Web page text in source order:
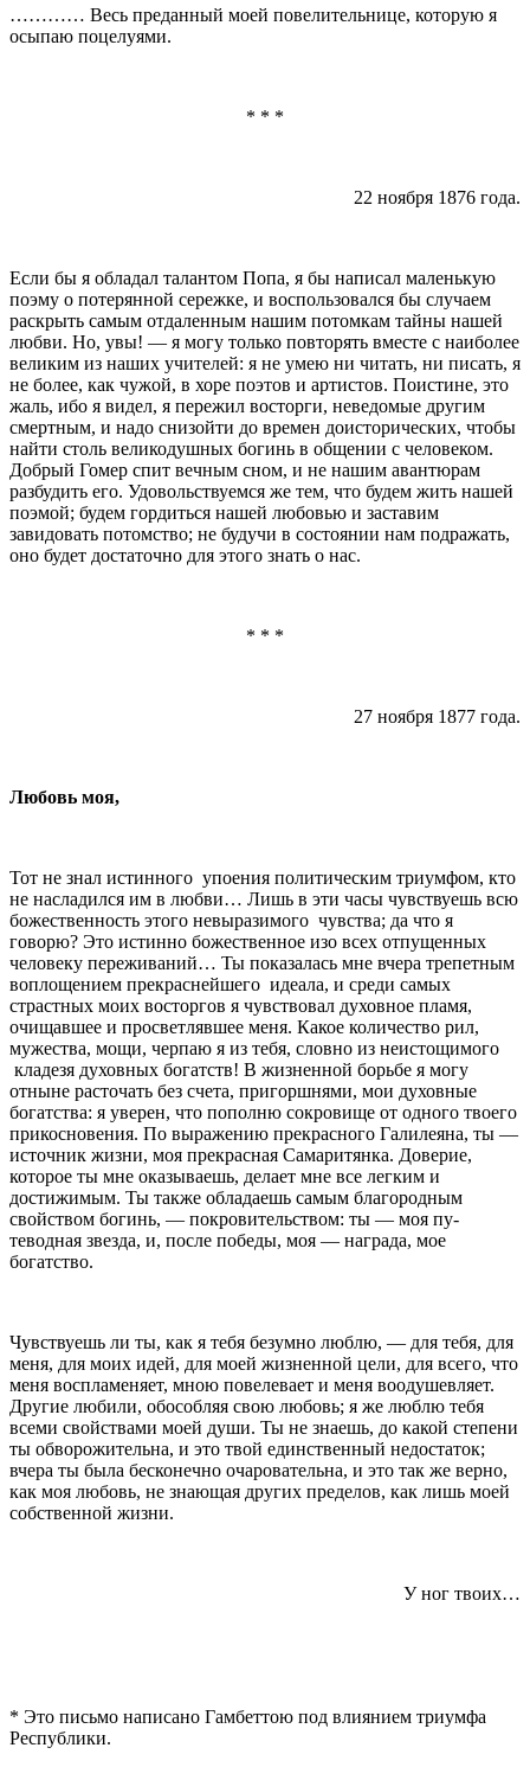
………… Весь преданный моей повелительнице, которую я
осыпаю поцелуями.
* * *
22 ноября 1876 года.
Если бы я обладал талантом Попа, я бы написал маленькую
поэму о потерянной сережке, и воспользо­вался бы случаем
раскрыть самым отдаленным нашим потомкам тайны нашей
любви. Но, увы! — я могу только повторять вместе с наиболее
великим из наших учителей: я не умею ни читать, ни писать, я
не более, как чужой, в хоре поэтов и артистов. По­истине, это
жаль, ибо я видел, я пережил восторги, неведомые другим
смертным, и надо снизойти до времен доисторических, чтобы
найти столь великодушных богинь в общении с человеком.
Добрый Гомер спит вечным сном, и не нашим авантюрам
разбудить его. Удовольствуемся же тем, что будем жить нашей
поэмой; будем гордиться нашей лю­бовью и заставим
завидовать потомство; не будучи в состоянии нам подражать,
оно будет достаточно для этого знать о нас.
* * *
27 ноября 1877 года.
Любовь моя,
Тот не знал истинного упоения политическим триумфом, кто
не насладился им в любви… Лишь в эти часы чувствуешь всю
божественность этого невыразимого чувства; да что я
говорю? Это истинно боже­ственное изо всех отпущенных
человеку переживаний… Ты показалась мне вчера трепетным
воплощением прекраснейшего идеала, и среди самых
страстных моих восторгов я чувствовал духовное пламя,
очищавшее и просветлявшее меня. Какое количество рил,
мужества, мощи, черпаю я из тебя, словно из неистощимого
кладезя духовных богатств! В жиз­ненной борьбе я могу
отныне расточать без счета, пригоршнями, мои духовные
богатства: я уверен, что пополню сокровище от одного твоего
прикосновения. По выражению прекрасного Галилеяна, ты —
источник жизни, моя прекрасная Самаритянка. Доверие,
которое ты мне оказываешь, делает мне все легким и
достижимым. Ты также обладаешь самым благородным
свойством богинь, — покровительством: ты — моя пу­
теводная звезда, и, после победы, моя — награда, мое
богатство.
Чувствуешь ли ты, как я тебя безумно люблю, — для тебя, для
меня, для моих идей, для моей жизненной цели, для всего, что
меня воспламеняет, мною повелевает и меня воодушевляет.
Другие любили, обосо­бляя свою любовь; я же люблю тебя
всеми свойствами моей души. Ты не знаешь, до какой степени
ты обво­рожительна, и это твой единственный недостаток;
вче­ра ты была бесконечно очаровательна, и это так же верно,
как моя любовь, не знающая других пределов, как лишь моей
собственной жизни.
У ног твоих…
* Это письмо написано Гамбеттою под влиянием триумфа
Республики.